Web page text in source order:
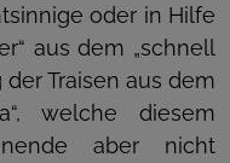
oder in Hilfe
aus dem „schnell
Traisen aus dem
welche diesem
aber nicht